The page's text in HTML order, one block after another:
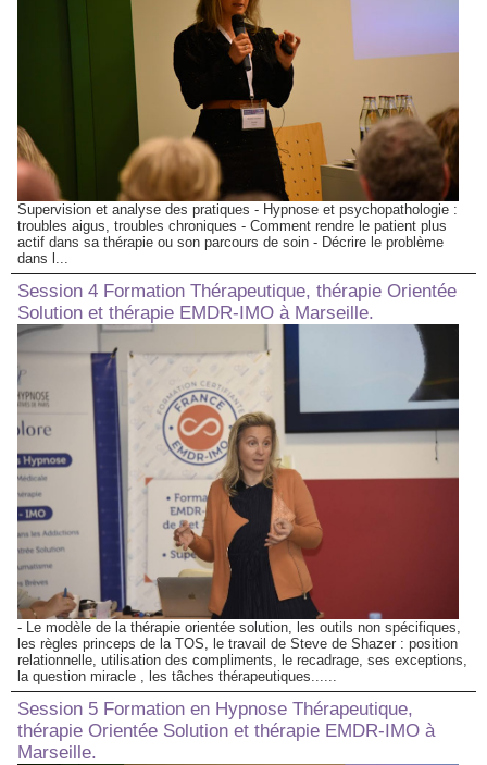
Supervision et analyse des pratiques - Hypnose et psychopathologie :
troubles aigus, troubles chroniques - Comment rendre le patient plus
actif dans sa thérapie ou son parcours de soin - Décrire le problème
dans l...
Session 4 Formation Thérapeutique, thérapie Orientée
Solution et thérapie EMDR-IMO à Marseille.
- Le modèle de la thérapie orientée solution, les outils non spécifiques,
les règles princeps de la TOS, le travail de Steve de Shazer : position
relationnelle, utilisation des compliments, le recadrage, ses exceptions,
la question miracle , les tâches thérapeutiques......
Session 5 Formation en Hypnose Thérapeutique,
thérapie Orientée Solution et thérapie EMDR-IMO à
Marseille.